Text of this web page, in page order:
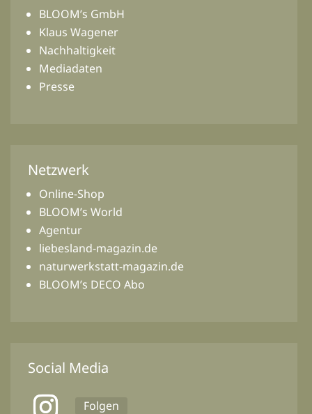
BLOOM’s GmbH
Klaus Wagener
Nachhaltigkeit
Mediadaten
Presse
Netzwerk
Online-Shop
BLOOM’s World
Agentur
liebesland-magazin.de
naturwerkstatt-magazin.de
BLOOM’s DECO Abo
Social Media
Folgen